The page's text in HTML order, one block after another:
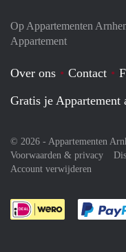
Op Appartementen
Appartement
Over ons Contact
Gratis je Appartement
© 2026 - Appartementen
Voorwaarden & privacy
Account verwijderen